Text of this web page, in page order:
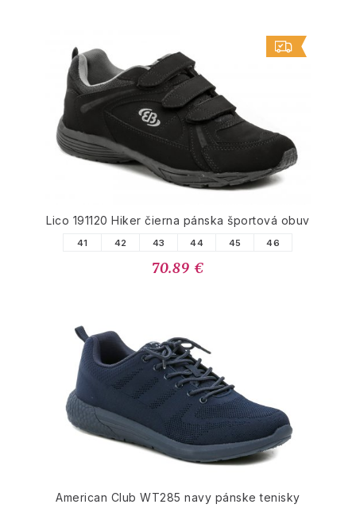
Lico 191120 Hiker čierna pánska športová obuv
41 42 43 44 45 46
70.89 €
American Club WT285 navy pánske tenisky